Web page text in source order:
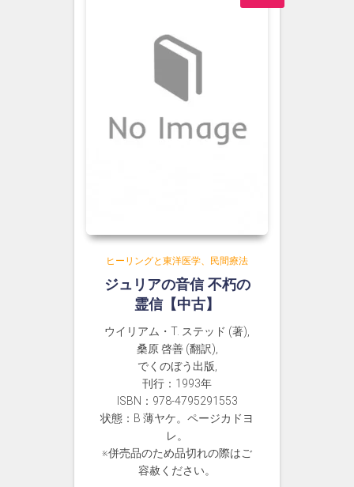
ヒーリングと東洋医学、民間療法
ジュリアの音信 不朽の
霊信【中古】
ウイリアム・T. ステッド (著),
桑原 啓善 (翻訳),
でくのぼう出版,
刊行：1993年
ISBN：978-4795291553
状態：B 薄ヤケ。ページカドヨ
レ。
※併売品のため品切れの際はご
容赦ください。